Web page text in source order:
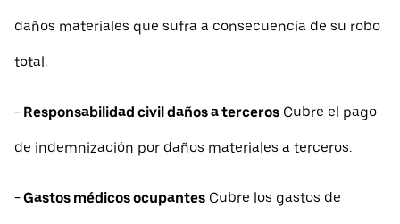
daños materiales que sufra a consecuencia de su robo
total.
- Responsabilidad civil daños a terceros Cubre el pago
de indemnización por daños materiales a terceros.
- Gastos médicos ocupantes Cubre los gastos de